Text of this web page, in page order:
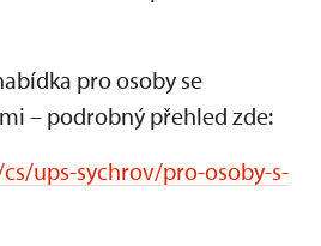
pro osoby se
– podrobný přehled zde:
ups-sychrov/pro-osoby-s-